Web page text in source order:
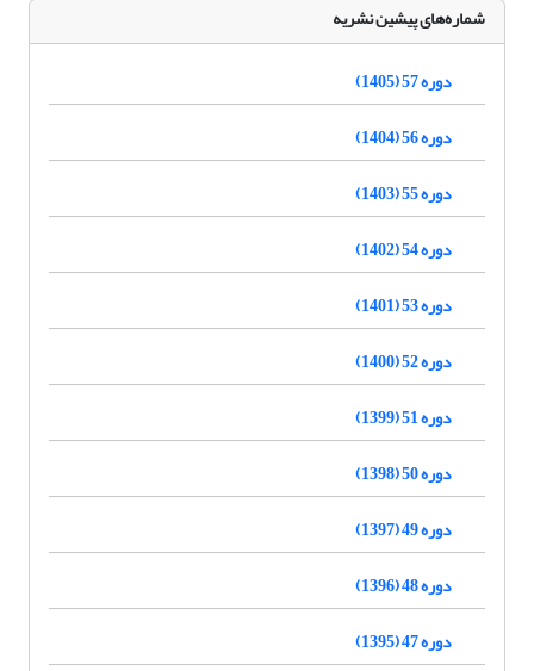
شماره‌های پیشین نشریه
دوره 57 (1405)
دوره 56 (1404)
دوره 55 (1403)
دوره 54 (1402)
دوره 53 (1401)
دوره 52 (1400)
دوره 51 (1399)
دوره 50 (1398)
دوره 49 (1397)
دوره 48 (1396)
دوره 47 (1395)